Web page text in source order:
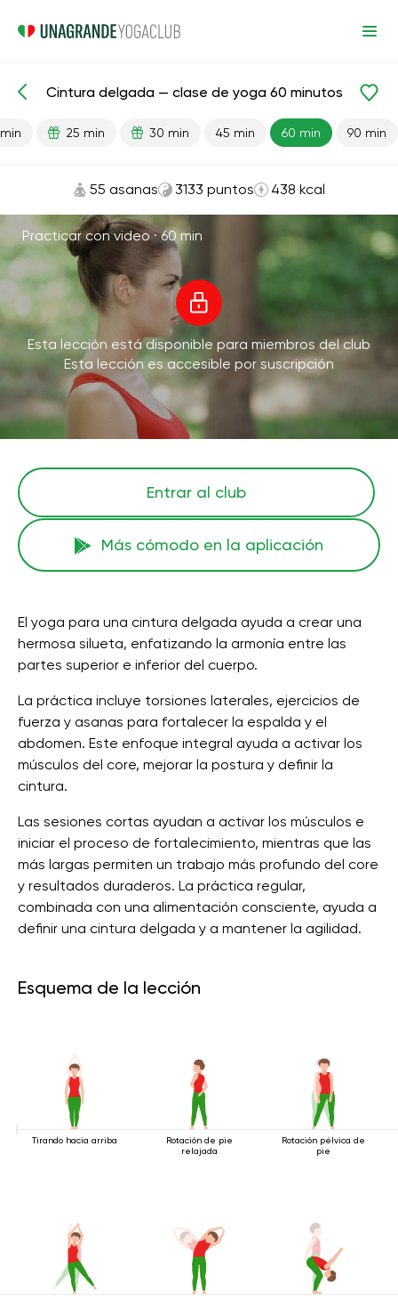
Lecciones preparadas Cintura Pérdida de peso
Cintura delgada — clase de yoga 60 minutos
25 min 30 min 45 min 60 min 90 min
55 asanas 3133 puntos 438 kcal
Practicar con video ·60 min
Esta lección está disponible para miembros del club
Esta lección es accesible por suscripción
Entrar al club
Más cómodo en la aplicación
El yoga para una cintura delgada ayuda a crear una
hermosa silueta, enfatizando la armonía entre las
partes superior e inferior del cuerpo.
La práctica incluye torsiones laterales, ejercicios de
fuerza y ​​asanas para fortalecer la espalda y el
abdomen. Este enfoque integral ayuda a activar los
músculos del core, mejorar la postura y definir la
cintura.
Las sesiones cortas ayudan a activar los músculos e
iniciar el proceso de fortalecimiento, mientras que las
más largas permiten un trabajo más profundo del core
y resultados duraderos. La práctica regular,
combinada con una alimentación consciente, ayuda a
definir una cintura delgada y a mantener la agilidad.
Esquema de la lección
Tirando hacia arriba
Rotación de pie
relajada
Rotación pélvica de
pie